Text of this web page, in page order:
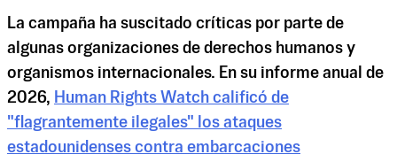
La campaña ha suscitado críticas por parte de
algunas organizaciones de derechos humanos y
organismos internacionales. En su informe anual de
2026, Human Rights Watch calificó de
"flagrantemente ilegales" los ataques
estadounidenses contra embarcaciones